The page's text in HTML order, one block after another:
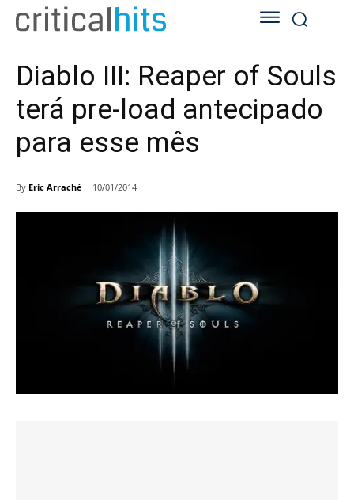
Diablo III: Reaper of Souls
terá pre-load antecipado
para esse mês
By Eric Arraché 10/01/2014